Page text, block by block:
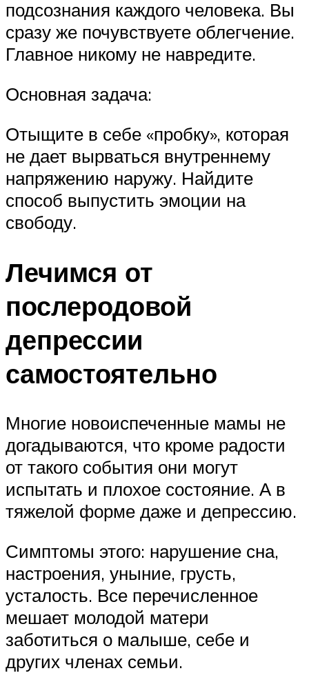
подсознания каждого человека. Вы
сразу же почувствуете облегчение.
Главное никому не навредите.
Основная задача:
Отыщите в себе «пробку», которая
не дает вырваться внутреннему
напряжению наружу. Найдите
способ выпустить эмоции на
свободу.
Лечимся от
послеродовой
депрессии
самостоятельно
Многие новоиспеченные мамы не
догадываются, что кроме радости
от такого события они могут
испытать и плохое состояние. А в
тяжелой форме даже и депрессию.
Симптомы этого: нарушение сна,
настроения, уныние, грусть,
усталость. Все перечисленное
мешает молодой матери
заботиться о малыше, себе и
других членах семьи.